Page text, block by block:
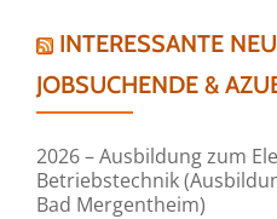
INTERESSANTE
JOBSUCHENDE &
2026 – Ausbildung zum
Betriebstechnik
Bad Mergentheim)